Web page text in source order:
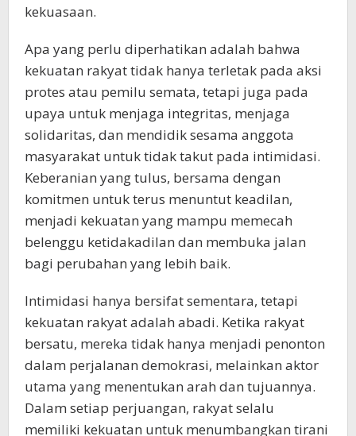
kekuasaan.
Apa yang perlu diperhatikan adalah bahwa
kekuatan rakyat tidak hanya terletak pada aksi
protes atau pemilu semata, tetapi juga pada
upaya untuk menjaga integritas, menjaga
solidaritas, dan mendidik sesama anggota
masyarakat untuk tidak takut pada intimidasi.
Keberanian yang tulus, bersama dengan
komitmen untuk terus menuntut keadilan,
menjadi kekuatan yang mampu memecah
belenggu ketidakadilan dan membuka jalan
bagi perubahan yang lebih baik.
Intimidasi hanya bersifat sementara, tetapi
kekuatan rakyat adalah abadi. Ketika rakyat
bersatu, mereka tidak hanya menjadi penonton
dalam perjalanan demokrasi, melainkan aktor
utama yang menentukan arah dan tujuannya.
Dalam setiap perjuangan, rakyat selalu
memiliki kekuatan untuk menumbangkan tirani